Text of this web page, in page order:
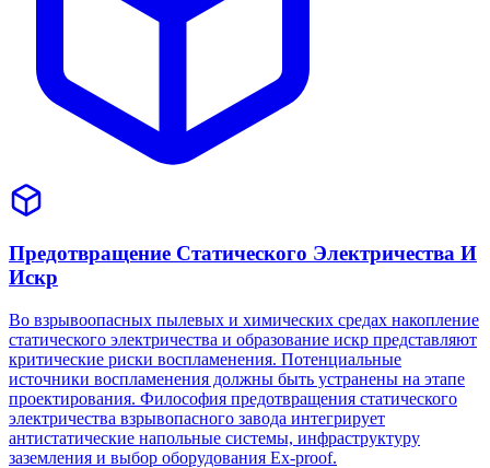
Предотвращение Статического Электричества И
Искр
Во взрывоопасных пылевых и химических средах накопление
статического электричества и образование искр представляют
критические риски воспламенения. Потенциальные
источники воспламенения должны быть устранены на этапе
проектирования. Философия предотвращения статического
электричества взрывопасного завода интегрирует
антистатические напольные системы, инфраструктуру
заземления и выбор оборудования Ex-proof.